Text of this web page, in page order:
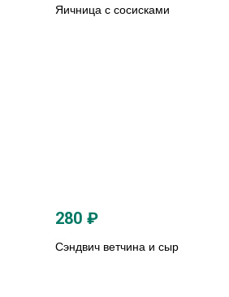
Яичница с сосисками
280 ₽
Сэндвич ветчина и сыр